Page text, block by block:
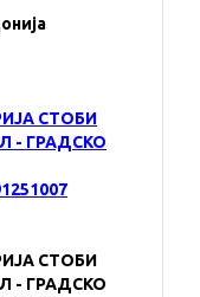
СТОБИ
- ГРАДСКО
СТОБИ
- ГРАДСКО